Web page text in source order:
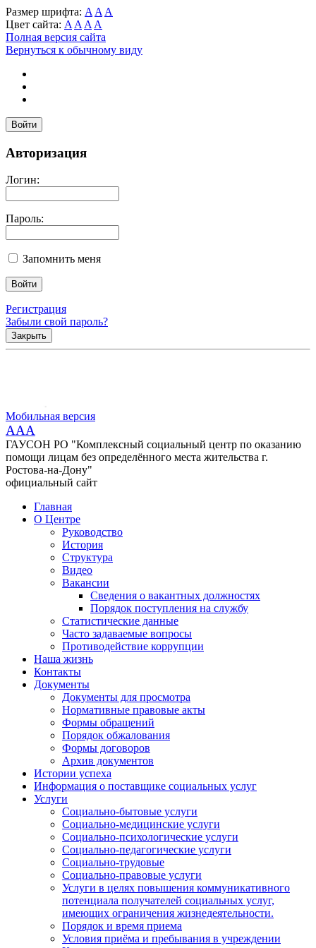
Размер шрифта: A A A
Цвет сайта: A A A A
Полная версия сайта
Вернуться к обычному виду
Войти
Авторизация
Логин:
Пароль:
Запомнить меня
Регистрация
Забыли свой пароль?
Закрыть
Мобильная версия
AAA
ГАУСОН РО "Комплексный социальный центр по оказанию
помощи лицам без определённого места жительства г.
Ростова-на-Дону"
официальный сайт
Главная
О Центре
Руководство
История
Структура
Видео
Вакансии
Сведения о вакантных должностях
Порядок поступления на службу
Статистические данные
Часто задаваемые вопросы
Противодействие коррупции
Наша жизнь
Контакты
Документы
Документы для просмотра
Нормативные правовые акты
Формы обращений
Порядок обжалования
Формы договоров
Архив документов
Истории успеха
Информация о поставщике социальных услуг
Услуги
Социально-бытовые услуги
Социально-медицинские услуги
Социально-психологические услуги
Социально-педагогические услуги
Социально-трудовые
Социально-правовые услуги
Услуги в целях повышения коммуникативного
потенциала получателей социальных услуг,
имеющих ограничения жизнедеятельности.
Порядок и время приема
Условия приёма и пребывания в учреждении